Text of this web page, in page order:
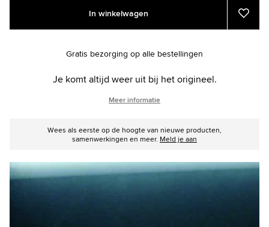
cart
In winkelwagen
Voeg
toe
Gratis bezorging op alle bestellingen
Je komt altijd weer uit bij het origineel.
Meer informatie
Wees als eerste op de hoogte van nieuwe producten,
samenwerkingen en meer. Meld je aan